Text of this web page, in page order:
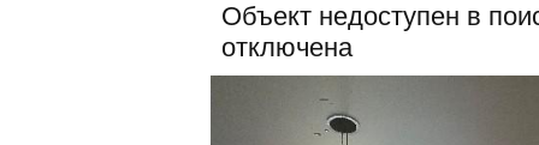
Объект недоступен в
отключена